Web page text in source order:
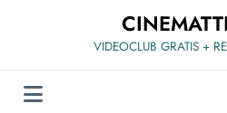
VIDEOCLUB GRATIS +